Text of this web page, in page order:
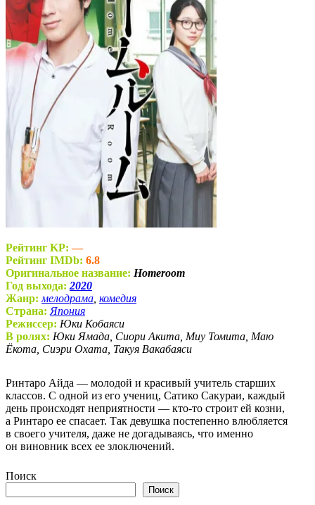
Рейтинг KP: —
Рейтинг IMDb: 6.8
Оригинальное название: Homeroom
Год выхода: 2020
Жанр: мелодрама комедия
Страна: Япония
Режиссер: Юки Кобаяси
В ролях: Юки Ямада, Сиори Акита, Миу Томита, Маю
Ёкота, Сиэри Охата, Такуя Вакабаяси
Ринтаро Айда — молодой и красивый учитель старших
классов. С одной из его учениц, Сатико Сакураи, каждый
день происходят неприятности — кто-то строит ей козни,
а Ринтаро ее спасает. Так девушка постепенно влюбляется
в своего учителя, даже не догадываясь, что именно
он виновник всех ее злоключений.
Поиск
Поиск